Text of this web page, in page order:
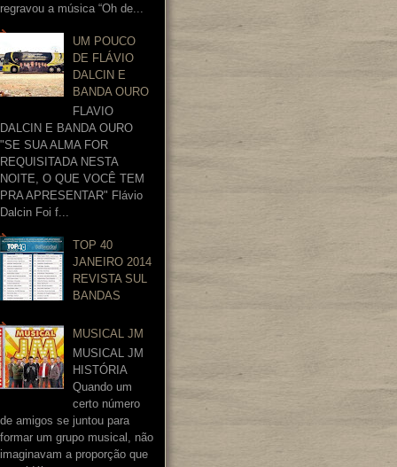
regravou a música “Oh de...
UM POUCO
DE FLÁVIO
DALCIN E
BANDA OURO
FLAVIO
DALCIN E BANDA OURO
"SE SUA ALMA FOR
REQUISITADA NESTA
NOITE, O QUE VOCÊ TEM
PRA APRESENTAR" Flávio
Dalcin Foi f...
TOP 40
JANEIRO 2014
REVISTA SUL
BANDAS
MUSICAL JM
MUSICAL JM
HISTÓRIA
Quando um
certo número
de amigos se juntou para
formar um grupo musical, não
imaginavam a proporção que